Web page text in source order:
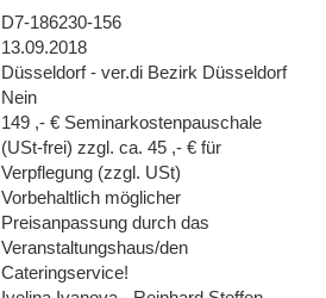
D7-186230-156
13.09.2018
Düsseldorf - ver.di Bezirk Düsseldorf
Nein
149 ,- € Seminarkostenpauschale
(USt-frei) zzgl. ca. 45 ,- € für
Verpflegung (zzgl. USt)
Vorbehaltlich möglicher
Preisanpassung durch das
Veranstaltungshaus/den
Cateringservice!